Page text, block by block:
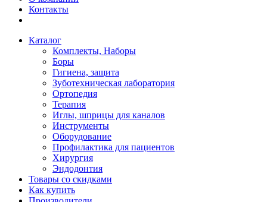
Контакты
Каталог
Комплекты, Наборы
Боры
Гигиена, защита
Зуботехническая лаборатория
Ортопедия
Терапия
Иглы, шприцы для каналов
Инструменты
Оборудование
Профилактика для пациентов
Хирургия
Эндодонтия
Товары со скидками
Как купить